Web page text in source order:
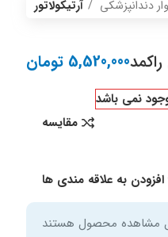
دندانپزشکی آرتیکولاتور
5,520,000 تومان
نمی باشد
مقایسه
افزودن به علاقه مندی ها
مشاهده محصول هستند